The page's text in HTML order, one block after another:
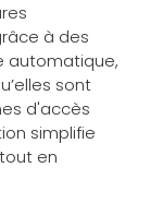
à des
automatique,
sont
d'accès
simplifie
en